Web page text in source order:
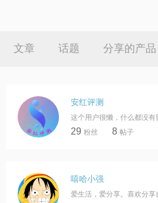
文章 话题 分享的产品
安红评测
这个用户很懒，什么都没有
29 粉丝 8 帖子
嘻哈小强
爱生活，爱分享。喜欢分享